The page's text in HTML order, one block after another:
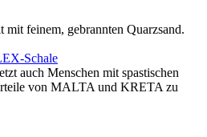
mit feinem, gebrannten Quarzsand.
Schale
auch Menschen mit spastischen
von MALTA und KRETA zu